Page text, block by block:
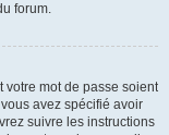
forum.
votre mot de passe soient
avez spécifié avoir
suivre les instructions